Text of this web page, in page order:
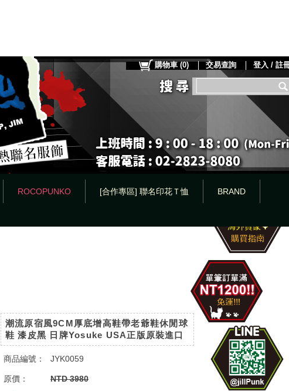
ROCOPUNKO [合作專區] 聯名印花Ｔ恤 BRAND
購物車 (0) 交易查詢 登入 / 註
潮流原宿風9CM厚底增高鞋帶老爺鞋休閒球
鞋 漆皮黑 日牌Yosuke USA正版原裝進口
商品編號： JYK0059
原價： NTD 3980